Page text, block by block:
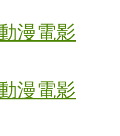
漫電影
漫電影